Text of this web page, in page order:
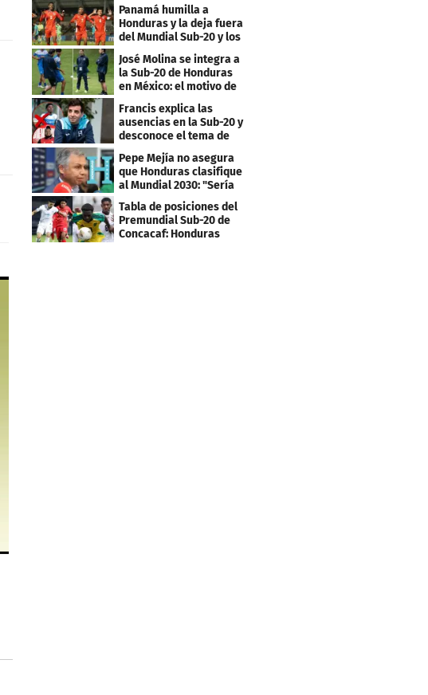
Panamá humilla a
Honduras y la deja fuera
del Mundial Sub-20 y los
Juegos Olímpicos
José Molina se integra a
la Sub-20 de Honduras
en México: el motivo de
su viaje
Francis explica las
ausencias en la Sub-20 y
desconoce el tema de
los tiktokers
Pepe Mejía no asegura
que Honduras clasifique
al Mundial 2030: "Sería
mentir"
Tabla de posiciones del
Premundial Sub-20 de
Concacaf: Honduras